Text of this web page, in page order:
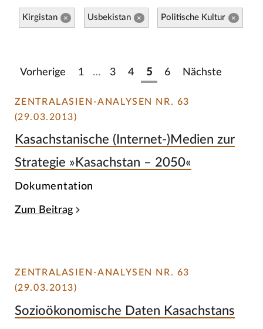
Kirgistan × Usbekistan × Politische Kultur ×
Vorherige 1 … 3 4 5 6 Nächste
ZENTRALASIEN-ANALYSEN NR. 63
(29.03.2013)
Kasachstanische (Internet-)Medien zur
Strategie »Kasachstan – 2050«
Dokumentation
Zum Beitrag
ZENTRALASIEN-ANALYSEN NR. 63
(29.03.2013)
Sozioökonomische Daten Kasachstans